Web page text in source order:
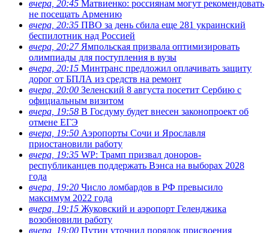
вчера, 20:45 Матвиенко: россиянам могут рекомендовать
не посещать Армению
вчера, 20:35 ПВО за день сбила еще 281 украинский
беспилотник над Россией
вчера, 20:27Ямпольская призвала оптимизировать
олимпиады для поступления в вузы
вчера, 20:15 Минтранс предложил оплачивать защиту
дорог от БПЛА из средств на ремонт
вчера, 20:00 Зеленский 8 августа посетит Сербию с
официальным визитом
вчера, 19:58 В Госдуму будет внесен законопроект об
отмене ЕГЭ
вчера, 19:50 Аэропорты Сочи и Ярославля
приостановили работу
вчера, 19:35 WP: Трамп призвал доноров-
республиканцев поддержать Вэнса на выборах 2028
года
вчера, 19:20 Число ломбардов в РФ превысило
максимум 2022 года
вчера, 19:15 Жуковский и аэропорт Геленджика
возобновили работу
вчера, 19:00 Путин уточнил порядок присвоения